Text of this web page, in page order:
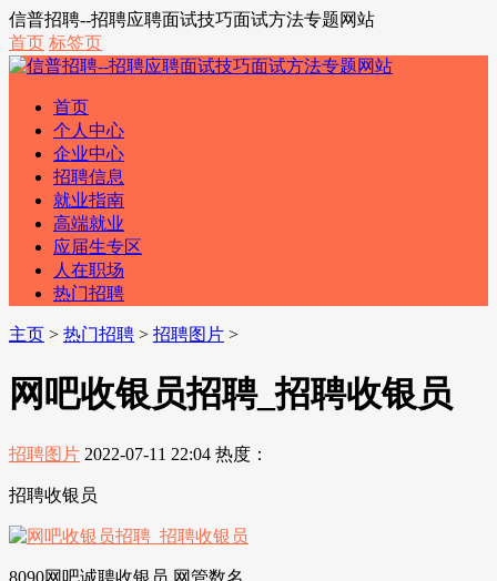
信普招聘--招聘应聘面试技巧面试方法专题网站
首页 标签页
首页
个人中心
企业中心
招聘信息
就业指南
高端就业
应届生专区
人在职场
热门招聘
主页 > 热门招聘 > 招聘图片 >
网吧收银员招聘_招聘收银员
招聘图片 2022-07-11 22:04 热度：
招聘收银员
8090网吧诚聘收银员 网管数名